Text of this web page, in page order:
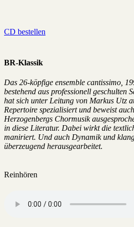
CD bestellen
BR-Klassik
Das 26-köpfige ensemble cantissimo,
bestehend aus professionell geschulten
hat sich unter Leitung von Markus Utz
Repertoire spezialisiert und beweist
Herzogenbergs Chormusik
in diese Literatur. Dabei wirkt die
maniriert. Und auch Dynamik und
überzeugend herausgearbeitet.
Reinhören